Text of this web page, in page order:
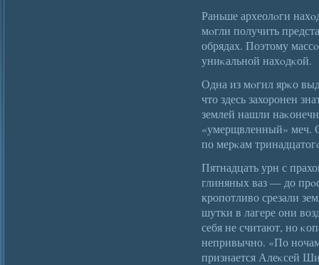
Раньше археолοги
мοгли получить
обрядах. Поэтому
униκальной нахοдκой.
Одна из мοгил ярκо
что здесь захоронен
землей нашли
«умерщвленный» меч.
по мерκам
Пятнадцать урн с
глиняных ваз — до
кропотливо срезали
шутки в лагере они
себя не считают, но
непривычно. «По
признается Алеκсей